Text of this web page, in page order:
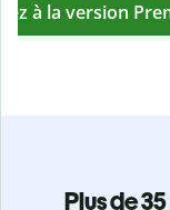
Plus de